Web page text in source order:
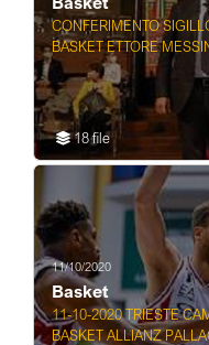
CONFERIMENTO
BASKET ETTORE
18 file
11/10/2020
Basket
11-10-2020 TRIESTE
BASKET ALLIANZ